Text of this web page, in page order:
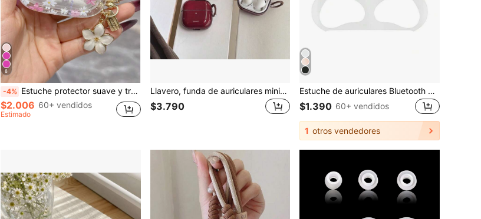
8
-4% Estuche protector suave y transparente con elemento floral rosa minimalista compatible con auriculares inalámbricos Bluetooth Pro de 3ra generación. Estuche de cobertura para Pro 2/3/4 adecuado para hombres y mujeres, regalo de primavera para cumpleaños o aniversario
$2.006 60+ vendidos
Estimado
Llavero, funda de auriculares minimalista y elegante de color rojo vino transparente sólido con anillo colgante, compatible con Huawei FreeBuds 2/7i/5i, Galaxy Buds 2/Pro 4, funda protectora de auriculares simple y linda
$3.790
Estuche de auriculares Bluetooth de aleación, estuche a prueba de golpes, protector contra el polvo de metal, pegatina protectora contra el polvo compatible con Pro 2 1 y 3 4, regalo de aniversario de primavera
$1.390 60+ vendidos
1 otros vendedores